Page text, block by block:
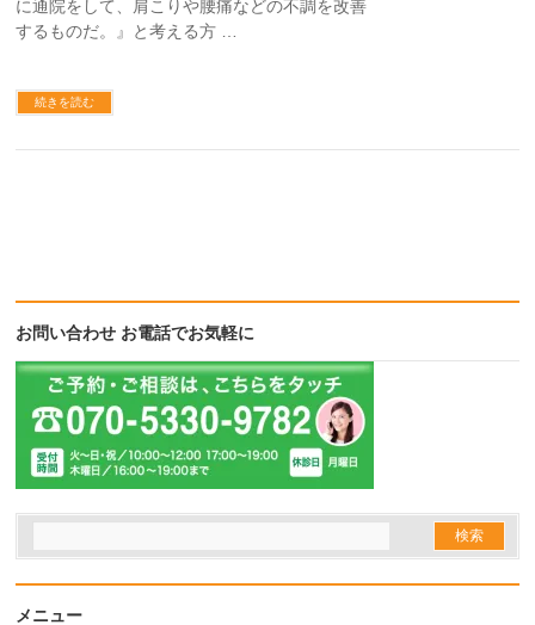
に通院をして、肩こりや腰痛などの不調を改善
するものだ。』と考える方 …
続きを読む
お問い合わせ お電話でお気軽に
メニュー